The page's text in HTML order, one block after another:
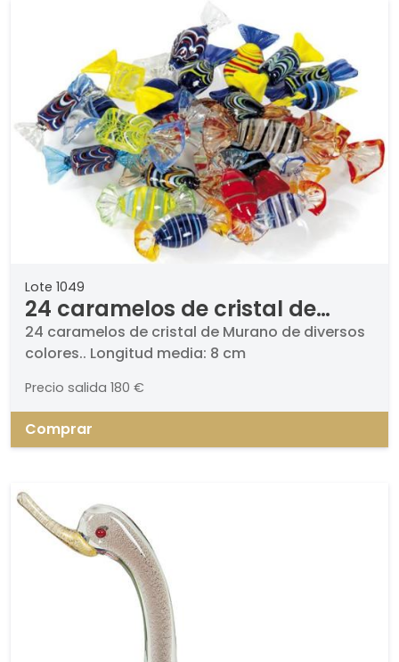
Lote 1049
24 caramelos de cristal de
Murano de diversos colores.
24 caramelos de cristal de Murano de diversos
colores.. Longitud media: 8 cm
Precio salida 180 €
Comprar